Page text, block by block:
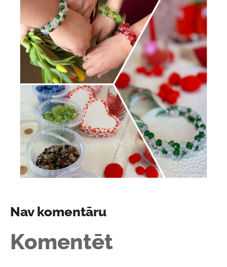
Nav komentāru
Komentēt